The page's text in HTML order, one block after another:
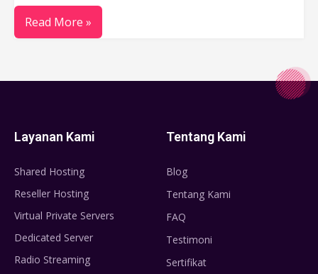
Read More »
Layanan Kami
Shared Hosting
Reseller Hosting
Virtual Private Servers
Dedicated Server
Radio Streaming
Tentang Kami
Blog
Tentang Kami
FAQ
Testimoni
Sertifikat